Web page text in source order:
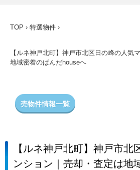
TOP › 特選物件 ›
【ルネ神戸北町】神戸市北区日の峰の人気
地域密着のぱんだhouseへ
売物件情報一覧
【ルネ神戸北町】神戸市北
ンション｜売却・査定は地